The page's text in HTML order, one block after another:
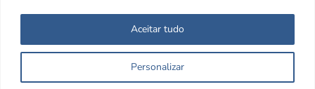
Personalizar
Aceitar tudo
Todos os direitos reservados. CRF/MS. Copyrigth ©2026